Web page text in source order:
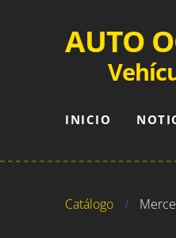
AUTO
INICIO
Catálogo